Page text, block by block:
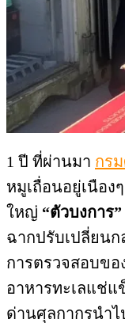
1 ปี ที่ผ่านมา กร
หมูเถื่อนอยู่เนือง
ใหญ่ “ตัวบงการ”
ฉากปรับเปลี่ยนก
การตรวจสอบขอ
อาหารทะเลแช่แ
ด่านศุลกากรนำ